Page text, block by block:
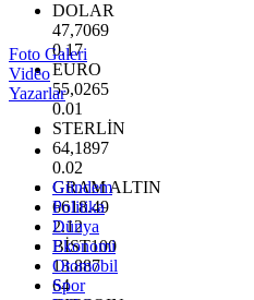
DOLAR
47,7069
0.17
EURO
55,0265
0.01
STERLİN
64,1897
0.02
GRAM ALTIN
6618.49
2.12
BİST100
13.887
64
Foto Galeri
Video
Yazarlar
Gündem
Politika
Dünya
Ekonomi
Otomobil
Spor